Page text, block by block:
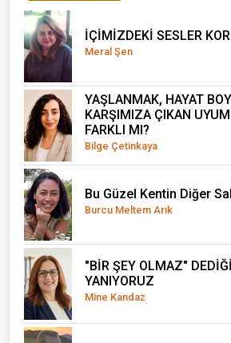
İÇİMİZDEKİ SESLER
Meral Şen
YAŞLANMAK, HAYAT
KARŞIMIZA ÇIKAN
FARKLI MI?
Bilge Çetinkaya
Bu Güzel Kentin Diğer
Burcu Meltem Arık
"BİR ŞEY OLMAZ"
YANIYORUZ
Mine Kandaz